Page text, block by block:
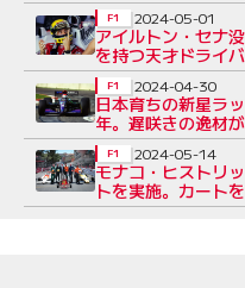
アイルトン・セナ
を持つ天才ドライ
F1 2024-05-01
日本育ちの新星ラ
年。遅咲きの逸材
F1 2024-04-30
モナコ・ヒストリ
トを実施。カート
デモラン
F1 2024-05-14